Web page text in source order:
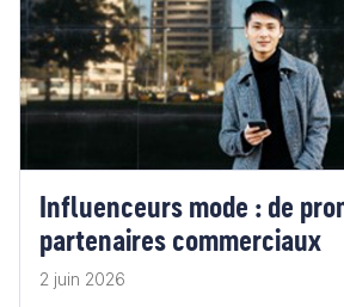
Influenceurs mode : de
partenaires commerciaux
2 juin 2026